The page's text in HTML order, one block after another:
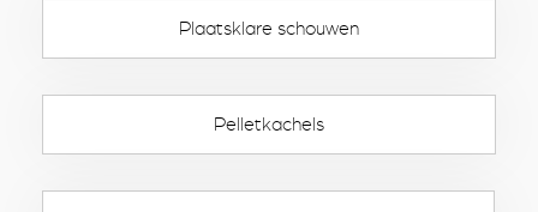
Plaatsklare schouwen
Pelletkachels